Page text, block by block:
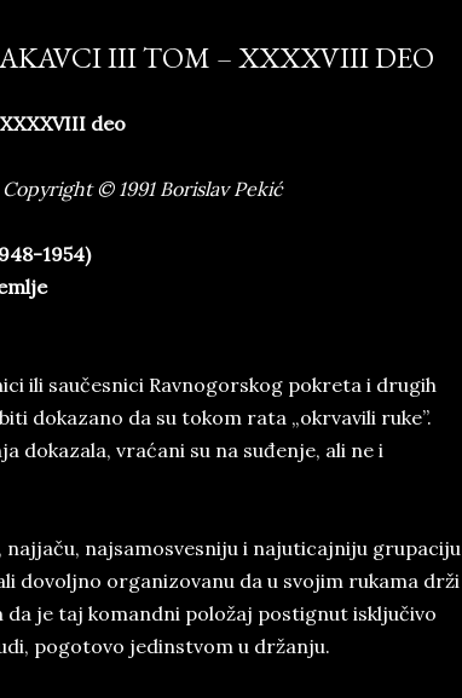
III TOM – XXXXVIII DEO
deo
© 1991 Borislav Pekić
1954)
ili saučesnici Ravnogorskog pokreta i drugih
dokazano da su tokom rata „okrvavili ruke”.
dokazala, vraćani su na suđenje, ali ne i
najsamosvesniju i najuticajniju grupaciju
dovoljno organizovanu da u svojim rukama drži
je taj komandni položaj postignut isključivo
pogotovo jedinstvom u držanju.